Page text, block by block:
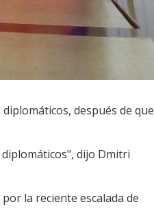
después de que
dijo Dmitri
la reciente escalada de